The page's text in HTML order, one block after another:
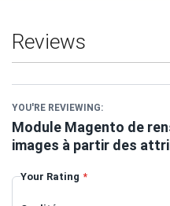
Reviews
YOU'RE REVIEWING:
Module Magento de
images à partir des
Your Rating